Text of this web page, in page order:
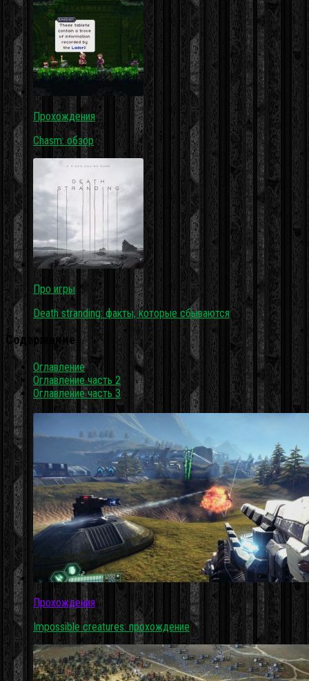
Прохождения
Chasm: обзор
Про игры
Death stranding: факты, которые сбываются
Содержание
Оглавление
Оглавление часть 2
Оглавление часть 3
Прохождения
Impossible creatures: прохождение